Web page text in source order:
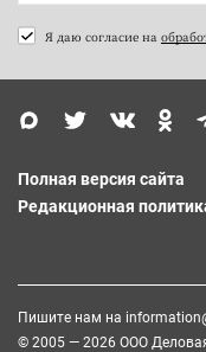
Я даю согласие на
Полная версия сайта
Редакционная
Пишите нам на
© 2005 — 2026 ООО Деловая